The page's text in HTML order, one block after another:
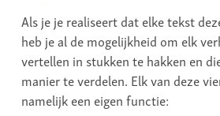
Als je je realiseert dat elke tekst
heb je al de mogelijkheid om elk
vertellen in stukken te hakken en
manier te verdelen. Elk van deze
namelijk een eigen functie: